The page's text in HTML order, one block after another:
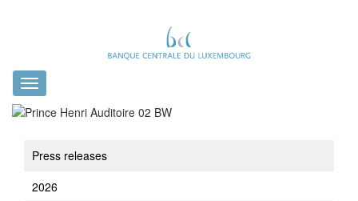
Toggle
navigation
Press releases
2026